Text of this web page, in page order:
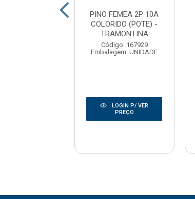
PINO FEMEA 2P 10A
COLORIDO (POTE) -
TRAMONTINA
Código: 167929
Embalagem: UNIDADE
LOGIN P/ VER
PREÇO